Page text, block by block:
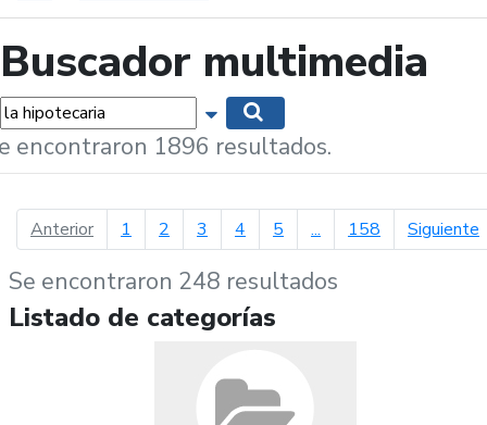
Buscador multimedia
Mostrar opciones de búsqueda
encontraron 1896 resultados.
Anteriorpágina anterior
1 2 3 4 5 ... 158 Siguiente
Se encontraron 248 resultados
Listado de categorías